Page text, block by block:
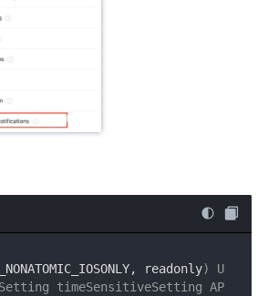
readonly) U
timeSensitiveSetting AP